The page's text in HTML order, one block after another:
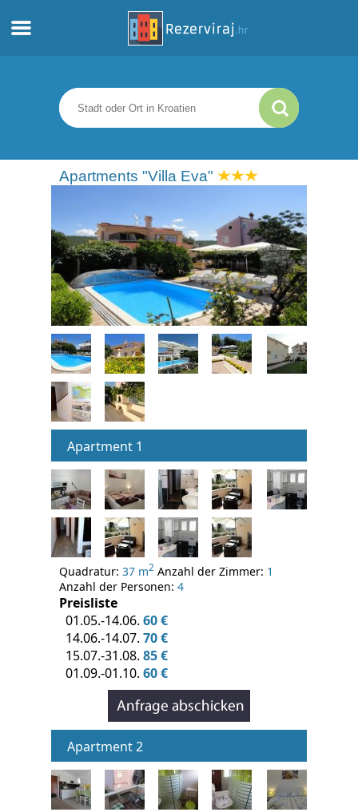
Apartments
Touristeninformation
webcams
Treffen Sie Kroatien
museen
Apartments "Villa Eva"
Apartment 1
Quadratur: 37 m2 Anzahl der Zimmer: 1
Anzahl der Personen: 4
Preisliste
01.05.-14.06. 60 €
14.06.-14.07. 70 €
15.07.-31.08. 85 €
01.09.-01.10. 60 €
Apartment 2